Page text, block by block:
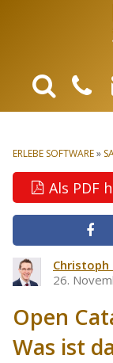
ERLEBE SOFTWARE»
Als PDF
Christoph
26.
Open
Was ist